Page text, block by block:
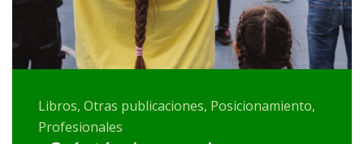
Libros, Otras publicaciones, Posicionamiento,
Profesionales